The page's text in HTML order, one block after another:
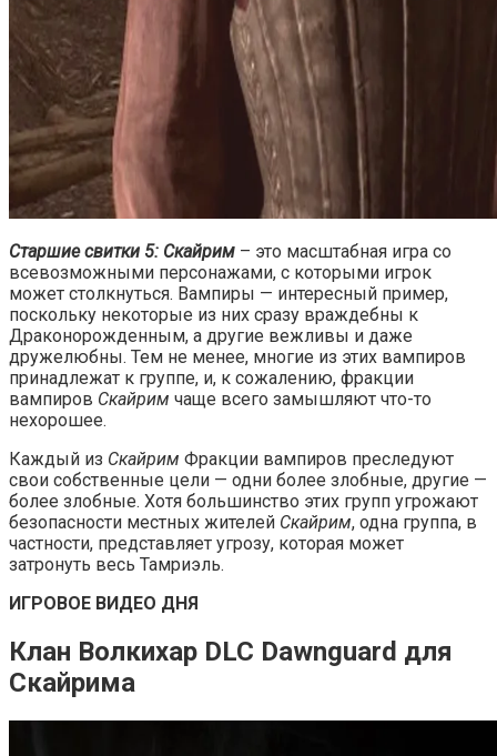
Старшие свитки 5: Скайрим – это масштабная игра со
всевозможными персонажами, с которыми игрок
может столкнуться. Вампиры — интересный пример,
поскольку некоторые из них сразу враждебны к
Драконорожденным, а другие вежливы и даже
дружелюбны. Тем не менее, многие из этих вампиров
принадлежат к группе, и, к сожалению, фракции
вампиров Скайрим чаще всего замышляют что-то
нехорошее.
Каждый из Скайрим Фракции вампиров преследуют
свои собственные цели — одни более злобные, другие —
более злобные. Хотя большинство этих групп угрожают
безопасности местных жителей Скайрим, одна группа, в
частности, представляет угрозу, которая может
затронуть весь Тамриэль.
ИГРОВОЕ ВИДЕО ДНЯ
Клан Волкихар DLC Dawnguard для
Скайрима